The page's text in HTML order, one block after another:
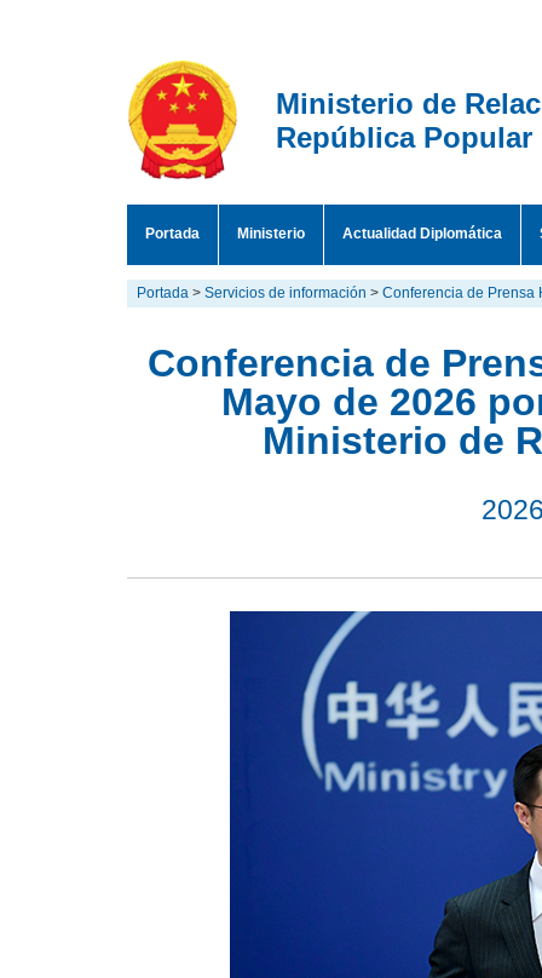
Ministerio de
República Popular
Portada Ministerio Actualidad Diplomática
Portada > Servicios de información > Conferencia de Prensa
Conferencia de
Mayo de 2026
Ministerio de